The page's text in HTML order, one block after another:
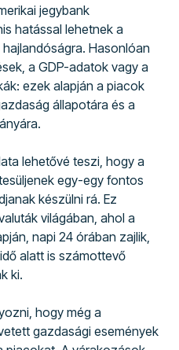
jegybank
hatással lehetnek a
Hasonlóan
a GDP-adatok vagy a
ezek alapján a piacok
állapotára és a
lehetővé teszi, hogy a
egy-egy fontos
készülni rá. Ez
világában, ahol a
napi 24 órában zajlik,
alatt is számottevő
ki.
hogy még a
gazdasági események